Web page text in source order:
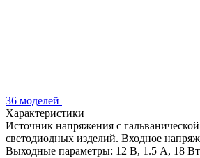
36 моделей
Характеристики
Источник напряжения с гальванической
светодиодных изделий. Входное
Выходные параметры: 12 В, 1.5 А, 18